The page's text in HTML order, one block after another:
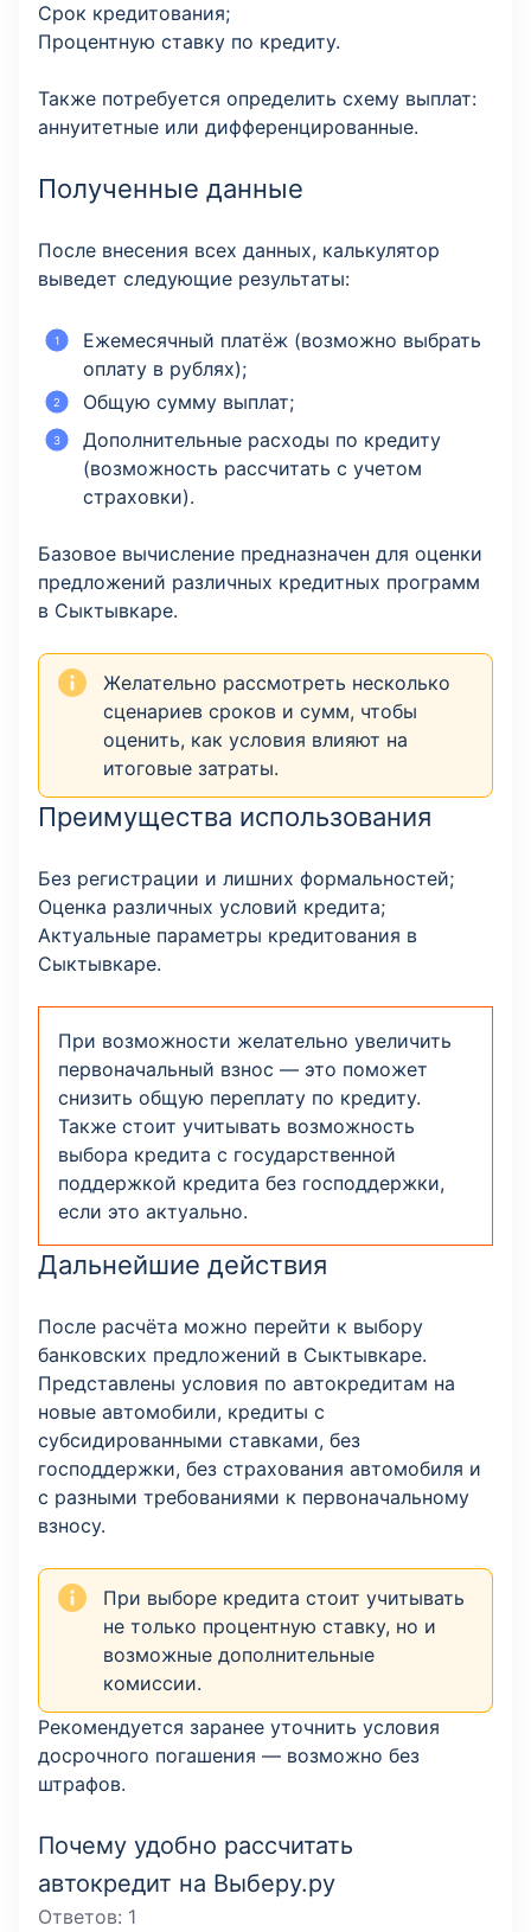
Срок кредитования;
Процентную ставку по кредиту.
Также потребуется определить схему выплат:
аннуитетные или дифференцированные.
Полученные данные
После внесения всех данных, калькулятор
выведет следующие результаты:
Ежемесячный платёж (возможно выбрать
оплату в рублях);
Общую сумму выплат;
Дополнительные расходы по кредиту
(возможность рассчитать с учетом
страховки).
Базовое вычисление предназначен для оценки
предложений различных кредитных программ
в Сыктывкаре.
Желательно рассмотреть несколько
сценариев сроков и сумм, чтобы
оценить, как условия влияют на
итоговые затраты.
Преимущества использования
Без регистрации и лишних формальностей;
Оценка различных условий кредита;
Актуальные параметры кредитования в
Сыктывкаре.
При возможности желательно увеличить
первоначальный взнос — это поможет
снизить общую переплату по кредиту.
Также стоит учитывать возможность
выбора кредита с государственной
поддержкой кредита без господдержки,
если это актуально.
Дальнейшие действия
После расчёта можно перейти к выбору
банковских предложений в Сыктывкаре.
Представлены условия по автокредитам на
новые автомобили, кредиты с
субсидированными ставками, без
господдержки, без страхования автомобиля и
с разными требованиями к первоначальному
взносу.
При выборе кредита стоит учитывать
не только процентную ставку, но и
возможные дополнительные
комиссии.
Рекомендуется заранее уточнить условия
досрочного погашения — возможно без
штрафов.
Почему удобно рассчитать
автокредит на Выберу.ру
Ответов: 1